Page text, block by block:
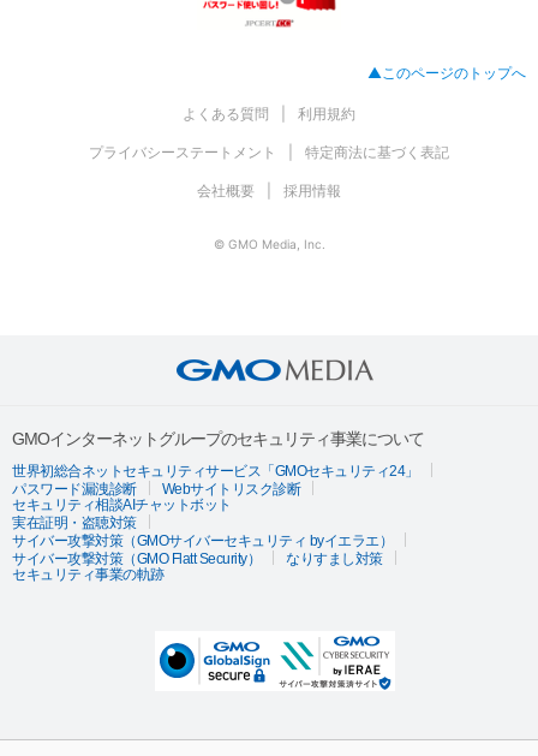
▲このページのトップへ
よくある質問 利用規約
プライバシーステートメント 特定商法に基づく表記
会社概要 採用情報
© GMO Media, Inc.
GMOインターネットグループのセキュリティ事業について
世界初総合ネットセキュリティサービス「GMOセキュリティ24」
パスワード漏洩診断
Webサイトリスク診断
セキュリティ相談AIチャットボット
実在証明・盗聴対策
サイバー攻撃対策（GMOサイバーセキュリティ byイエラエ）
サイバー攻撃対策（GMO Flatt Security）
なりすまし対策
セキュリティ事業の軌跡